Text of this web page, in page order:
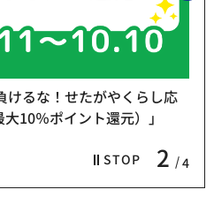
STOP 2 4
けるな！せたがやくらし応
10％ポイント還元）」